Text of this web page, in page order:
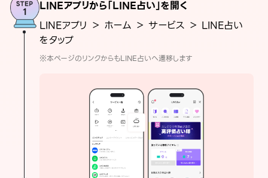
LINEアプリから「LINE占い」を開く
LINEアプリ ＞ ホーム ＞ サービス ＞ LINE占い
をタップ
※本ページのリンクからもLINE占いへ遷移します